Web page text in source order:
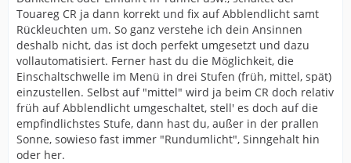
Touareg CR ja dann korrekt und fix auf Abblendlicht samt
Rückleuchten um. So ganz verstehe ich dein Ansinnen
deshalb nicht, das ist doch perfekt umgesetzt und dazu
vollautomatisiert. Ferner hast du die Möglichkeit, die
Einschaltschwelle im Menü in drei Stufen (früh, mittel, spät)
einzustellen. Selbst auf "mittel" wird ja beim CR doch relativ
früh auf Abblendlicht umgeschaltet, stell' es doch auf die
empfindlichstes Stufe, dann hast du, außer in der prallen
Sonne, sowieso fast immer "Rundumlicht", Sinngehalt hin
oder her.